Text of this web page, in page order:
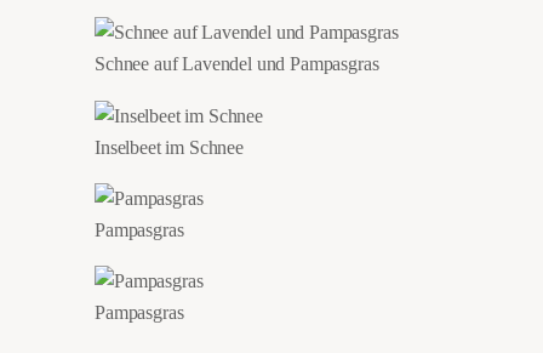
Schnee auf Lavendel und Pampasgras
Inselbeet im Schnee
Pampasgras
Pampasgras